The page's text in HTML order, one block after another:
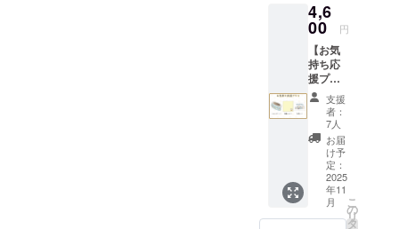
でおり
ます。
イメー
ジで
す。 金
額には
消費税
（10%
）と送
料990円
を含ん
でおり
ます。
4,6
00 円
【お気
持ち応
援プラ
ン】 ・
マスキ
ング
テー
プ 1点
・刺繍
ハンカ
チ 1点
・記念
カー
支援
者：
7人
お届
け予
定：
2025
年11
月
こ
の
リ
タ